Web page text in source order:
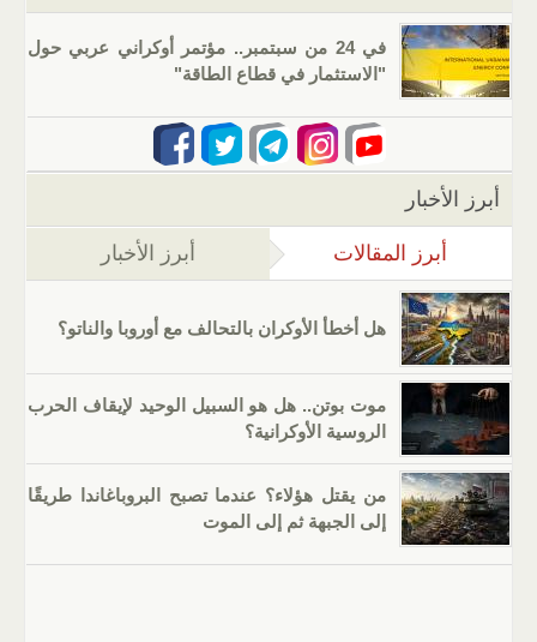
في 24 من سبتمبر.. مؤتمر أوكراني عربي حول
"الاستثمار في قطاع الطاقة"
أبرز الأخبار
أبرز المقالات (علامة التبويب النشطة)
أبرز الأخبار
هل أخطأ الأوكران بالتحالف مع أوروبا والناتو؟
موت بوتن.. هل هو السبيل الوحيد لإيقاف الحرب
الروسية الأوكرانية؟
من يقتل هؤلاء؟ عندما تصبح البروباغاندا طريقًا
إلى الجبهة ثم إلى الموت